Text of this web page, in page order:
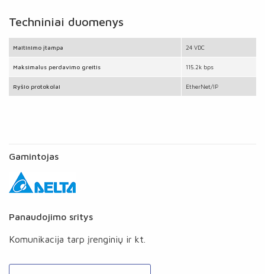
Techniniai duomenys
Maitinimo įtampa 24 VDC
Maksimalus perdavimo greitis 115.2k bps
Ryšio protokolai EtherNet/IP
Gamintojas
Panaudojimo sritys
Komunikacija tarp įrenginių ir kt.